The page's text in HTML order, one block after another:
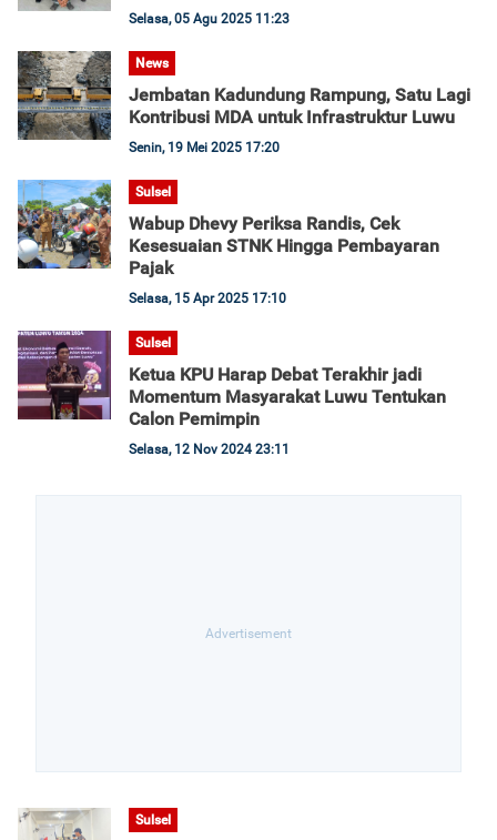
Selasa, 05 Agu 2025 11:23
News
Jembatan Kadundung Rampung, Satu Lagi
Kontribusi MDA untuk Infrastruktur Luwu
Senin, 19 Mei 2025 17:20
Sulsel
Wabup Dhevy Periksa Randis, Cek
Kesesuaian STNK Hingga Pembayaran
Pajak
Selasa, 15 Apr 2025 17:10
Sulsel
Ketua KPU Harap Debat Terakhir jadi
Momentum Masyarakat Luwu Tentukan
Calon Pemimpin
Selasa, 12 Nov 2024 23:11
Sulsel